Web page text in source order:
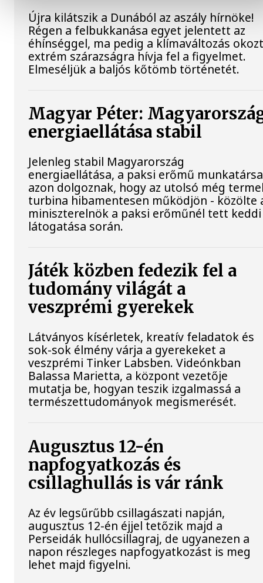
Újra kilátszik a Dunából az aszály hírnöke!
Régen a felbukkanása egyet jelentett az
éhínséggel, ma pedig a klímaváltozás
extrém szárazságra hívja fel a figyelmet.
Elmeséljük a baljós kőtömb történetét.
Magyar Péter:
energiaellátása stabil
Jelenleg stabil Magyarország
energiaellátása, a paksi erőmű
azon dolgoznak, hogy az utolsó még
turbina hibamentesen működjön - közölte
miniszterelnök a paksi erőműnél tett keddi
látogatása során.
Játék közben fedezik fel a
tudomány világát a
veszprémi gyerekek
Látványos kísérletek, kreatív feladatok és
sok-sok élmény várja a gyerekeket a
veszprémi Tinker Labsben. Videónkban
Balassa Marietta, a központ vezetője
mutatja be, hogyan teszik izgalmassá a
természettudományok megismerését.
Augusztus 12-én
napfogyatkozás és
csillaghullás is vár ránk
Az év legsűrűbb csillagászati napján,
augusztus 12-én éjjel tetőzik majd a
Perseidák hullócsillagraj, de ugyanezen a
napon részleges napfogyatkozást is meg
lehet majd figyelni.